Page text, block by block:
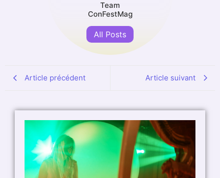
Team
ConFestMag
All Posts
Article précédent Article suivant